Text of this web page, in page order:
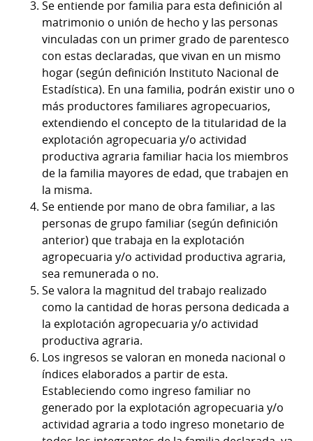
Se entiende por familia para esta definición al
matrimonio o unión de hecho y las personas
vinculadas con un primer grado de parentesco
con estas declaradas, que vivan en un mismo
hogar (según definición Instituto Nacional de
Estadística). En una familia, podrán existir uno o
más productores familiares agropecuarios,
extendiendo el concepto de la titularidad de la
explotación agropecuaria y/o actividad
productiva agraria familiar hacia los miembros
de la familia mayores de edad, que trabajen en
la misma.
Se entiende por mano de obra familiar, a las
personas de grupo familiar (según definición
anterior) que trabaja en la explotación
agropecuaria y/o actividad productiva agraria,
sea remunerada o no.
Se valora la magnitud del trabajo realizado
como la cantidad de horas persona dedicada a
la explotación agropecuaria y/o actividad
productiva agraria.
Los ingresos se valoran en moneda nacional o
índices elaborados a partir de esta.
Estableciendo como ingreso familiar no
generado por la explotación agropecuaria y/o
actividad agraria a todo ingreso monetario de